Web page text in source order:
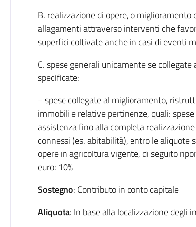
B. realizzazione di opere, o
allagamenti attraverso interventi che
superfici coltivate anche in casi di eventi
C. spese generali unicamente se
specificate:
− spese collegate al miglioramento,
immobili e relative pertinenze, quali:
assistenza fino alla completa
connessi (es. abitabilità), entro le
opere in agricoltura vigente, di seguito
euro: 10%
Sostegno: Contributo in conto capitale
Aliquota: In base alla localizzazione degli